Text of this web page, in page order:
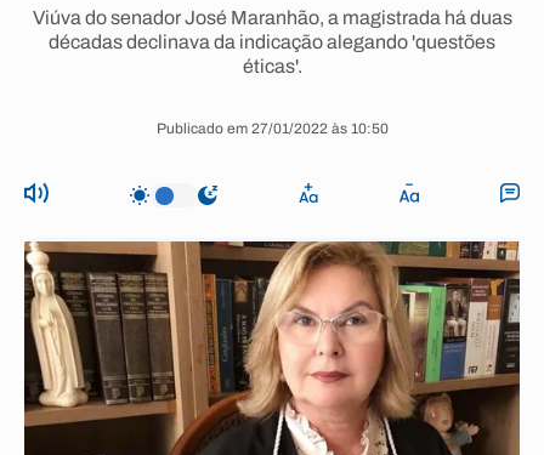
Viúva do senador José Maranhão, a magistrada há duas
décadas declinava da indicação alegando 'questões
éticas'.
Publicado em 27/01/2022 às 10:50